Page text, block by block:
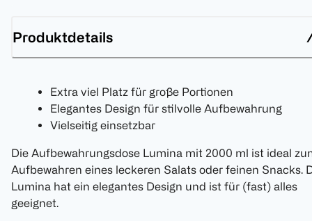
Produktdetails
Extra viel Platz für große Portionen
Elegantes Design für stilvolle Aufbewahrung
Vielseitig einsetzbar
Die Aufbewahrungsdose Lumina mit 2000 ml ist ideal
Aufbewahren eines leckeren Salats oder feinen Snacks.
Lumina hat ein elegantes Design und ist für (fast) alles
geeignet.